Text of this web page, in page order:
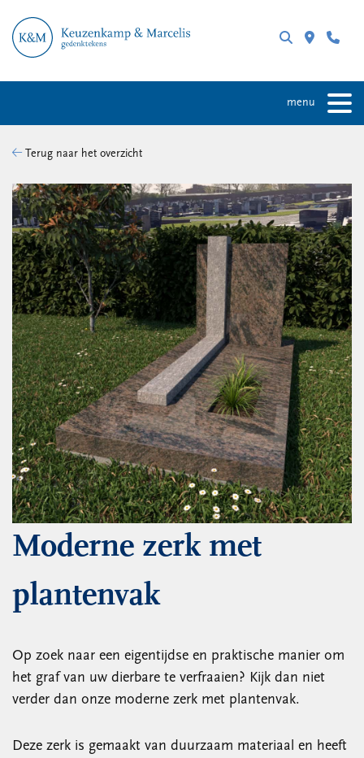
menu
Terug naar het overzicht
Moderne zerk met
plantenvak
Op zoek naar een eigentijdse en praktische manier om
het graf van uw dierbare te verfraaien? Kijk dan niet
verder dan onze moderne zerk met plantenvak.
Deze zerk is gemaakt van duurzaam materiaal en heeft